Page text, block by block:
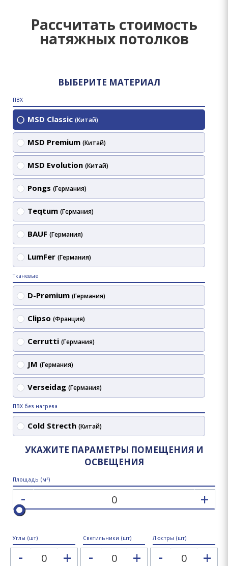
Рассчитать стоимость
натяжных потолков
ВЫБЕРИТЕ МАТЕРИАЛ
ПВХ
MSD Classic (Китай)
MSD Premium (Китай)
MSD Evolution (Китай)
Pongs (Германия)
Teqtum (Германия)
BAUF (Германия)
LumFer (Германия)
Тканевые
D-Premium (Германия)
Clipso (Франция)
Cerrutti (Германия)
JM (Германия)
Verseidag (Германия)
ПВХ без нагрева
Cold Strecth (Китай)
УКАЖИТЕ ПАРАМЕТРЫ ПОМЕЩЕНИЯ И
ОСВЕЩЕНИЯ
Площадь (м2)
- +
Углы (шт)
- +
Светильники (шт)
- +
Люстры (шт)
- +